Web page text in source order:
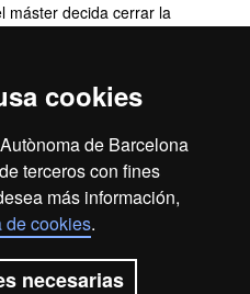
cookies
de Barcelona
terceros con fines
más información,
de cookies.
necesarias
máster decida cerrar la
este máster seguirá el
mes se hará pública la
presentadas durante el mes
en que no se efectuará
de julio se resolverán en